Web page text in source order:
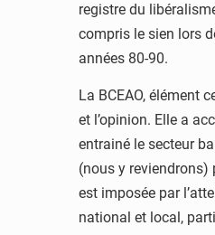
registre du
compris le sien lors
années 80-90.
La BCEAO, élément
et l’opinion. Elle a
entrainé le secteur
(nous y reviendrons)
est imposée par
national et local,